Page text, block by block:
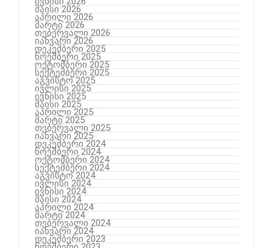
მაისი 2026
აპრილი 2026
მარტი 2026
თებერვალი 2026
იანვარი 2026
დეკემბერი 2025
ნოემბერი 2025
ოქტომბერი 2025
სექტემბერი 2025
აგვისტო 2025
ივლისი 2025
ივნისი 2025
მაისი 2025
აპრილი 2025
მარტი 2025
თებერვალი 2025
იანვარი 2025
დეკემბერი 2024
ნოემბერი 2024
ოქტომბერი 2024
სექტემბერი 2024
აგვისტო 2024
ივლისი 2024
ივნისი 2024
მაისი 2024
აპრილი 2024
მარტი 2024
თებერვალი 2024
იანვარი 2024
დეკემბერი 2023